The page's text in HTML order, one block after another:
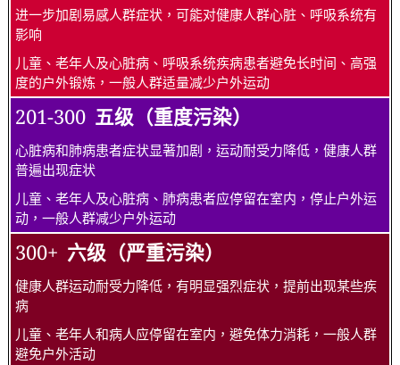
进一步加剧易感人群症状，可能对健康人群心脏、呼吸系统有
影响
儿童、老年人及心脏病、呼吸系统疾病患者避免长时间、高强
度的户外锻炼，一般人群适量减少户外运动
201-300 五级（重度污染）
心脏病和肺病患者症状显著加剧，运动耐受力降低，健康人群
普遍出现症状
儿童、老年人及心脏病、肺病患者应停留在室内，停止户外运
动，一般人群减少户外运动
300+ 六级（严重污染）
健康人群运动耐受力降低，有明显强烈症状，提前出现某些疾
病
儿童、老年人和病人应停留在室内，避免体力消耗，一般人群
避免户外活动